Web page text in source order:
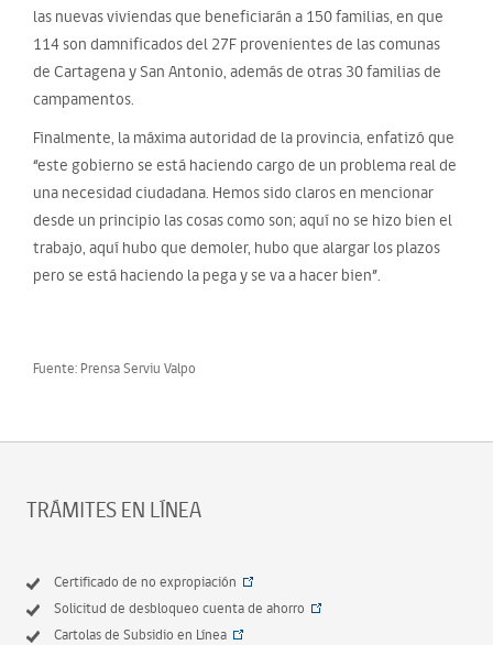
las nuevas viviendas que beneficiarán a 150 familias, en que
114 son damnificados del 27F provenientes de las comunas
de Cartagena y San Antonio, además de otras 30 familias de
campamentos.
Finalmente, la máxima autoridad de la provincia, enfatizó que
“este gobierno se está haciendo cargo de un problema real de
una necesidad ciudadana. Hemos sido claros en mencionar
desde un principio las cosas como son; aquí no se hizo bien el
trabajo, aquí hubo que demoler, hubo que alargar los plazos
pero se está haciendo la pega y se va a hacer bien”.
Fuente: Prensa Serviu Valpo
TRÁMITES EN LÍNEA
Certificado de no expropiación
Solicitud de desbloqueo cuenta de ahorro
Cartolas de Subsidio en Línea